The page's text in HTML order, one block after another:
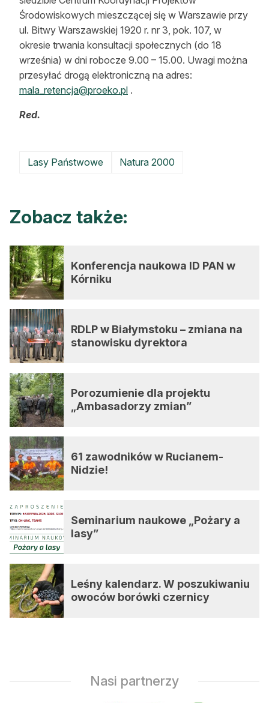
Środowiskowych mieszczącej się w Warszawie przy
ul. Bitwy Warszawskiej 1920 r. nr 3, pok. 107, w
okresie trwania konsultacji społecznych (do 18
września) w dni robocze 9.00 – 15.00. Uwagi można
przesyłać drogą elektroniczną na adres:
mala_retencja@proeko.pl .
Red.
Lasy Państwowe Natura 2000
Zobacz także:
Konferencja naukowa ID PAN w
Kórniku
RDLP w Białymstoku – zmiana na
stanowisku dyrektora
Porozumienie dla projektu
„Ambasadorzy zmian”
61 zawodników w Rucianem-
Nidzie!
Seminarium naukowe „Pożary a
lasy”
Leśny kalendarz. W poszukiwaniu
owoców borówki czernicy
Nasi partnerzy